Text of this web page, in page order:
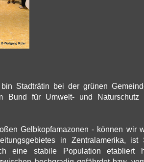
Stadträtin bei der grünen
Bund für Umwelt- und Naturschutz
Gelbkopfamazonen - können wir
in Zentralamerika, ist
eine stabile Population etabliert